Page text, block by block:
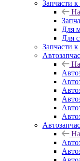
Запчасти
Для
Для
Запчасти к